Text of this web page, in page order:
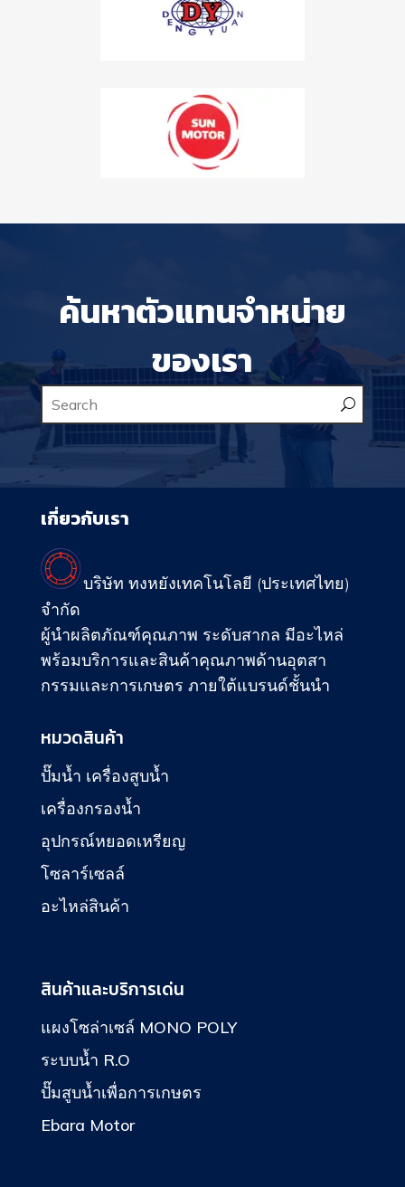
ค้นหาตัวแทนจำหน่าย
ของเรา
เกี่ยวกับเรา
บริษัท ทงหยังเทคโนโลยี (ประเทศไทย)
จำกัด
ผู้นำผลิตภัณฑ์คุณภาพ ระดับสากล มีอะไหล่
พร้อมบริการและสินค้าคุณภาพด้านอุตสา
กรรมและการเกษตร ภายใต้แบรนด์ชั้นนำ
หมวดสินค้า
ปั๊มน้ำ เครื่องสูบน้ำ
เครื่องกรองน้ำ
อุปกรณ์หยอดเหรียญ
โซลาร์เซลล์
อะไหล่สินค้า
สินค้าและบริการเด่น
แผงโซล่าเซล์ MONO POLY
ระบบน้ำ R.O
ปั๊มสูบน้ำเพื่อการเกษตร
Ebara Motor